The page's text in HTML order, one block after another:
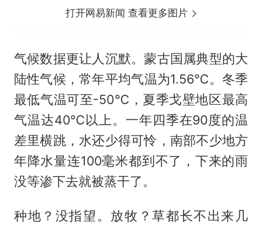
打开网易新闻 查看更多图片
气候数据更让人沉默。蒙古国属典型的大
陆性气候，常年平均气温为1.56℃。冬季
最低气温可至-50℃，夏季戈壁地区最高
气温达40℃以上。一年四季在90度的温
差里横跳，水还少得可怜，南部不少地方
年降水量连100毫米都到不了，下来的雨
没等渗下去就被蒸干了。
种地？没指望。放牧？草都长不出来几